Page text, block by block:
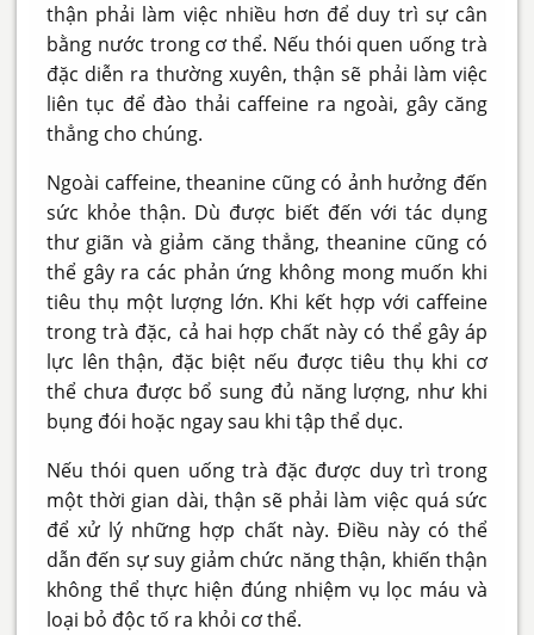
thận phải làm việc nhiều hơn để duy trì sự cân
bằng nước trong cơ thể. Nếu thói quen uống trà
đặc diễn ra thường xuyên, thận sẽ phải làm việc
liên tục để đào thải caffeine ra ngoài, gây căng
thẳng cho chúng.
Ngoài caffeine, theanine cũng có ảnh hưởng đến
sức khỏe thận. Dù được biết đến với tác dụng
thư giãn và giảm căng thẳng, theanine cũng có
thể gây ra các phản ứng không mong muốn khi
tiêu thụ một lượng lớn. Khi kết hợp với caffeine
trong trà đặc, cả hai hợp chất này có thể gây áp
lực lên thận, đặc biệt nếu được tiêu thụ khi cơ
thể chưa được bổ sung đủ năng lượng, như khi
bụng đói hoặc ngay sau khi tập thể dục.
Nếu thói quen uống trà đặc được duy trì trong
một thời gian dài, thận sẽ phải làm việc quá sức
để xử lý những hợp chất này. Điều này có thể
dẫn đến sự suy giảm chức năng thận, khiến thận
không thể thực hiện đúng nhiệm vụ lọc máu và
loại bỏ độc tố ra khỏi cơ thể.